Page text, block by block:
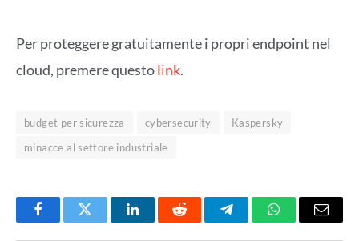
Per proteggere gratuitamente i propri endpoint nel
cloud, premere questolink.
budget per sicurezza cybersecurity
Kaspersky
minacce al settore industriale
FacebookTwitter LinkedInReddit TelegramWhatsAppEmail